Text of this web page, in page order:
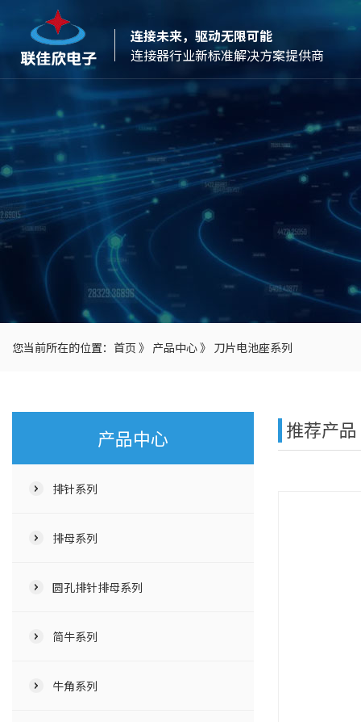
连接未来，驱动无限可能
连接器行业新标准解决方案提供商
您当前所在的位置： 首页 》 产品中心》 刀片电池座系列
产品中心
排针系列
排母系列
圆孔排针排母系列
简牛系列
牛角系列
推荐产品